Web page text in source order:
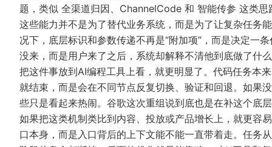
题，类似 全渠道归因、 ChannelCode 和 智能传参 这类思
这些能力并不是为了替代业务系统，而是为了让复杂任务
况下，底层标识和参数传递不再是“附加项”，而是决定一
没来，而是用户来了之后，系统却解释不清他到底做了什
把这件事放到AI编程工具上看，就更明显了。代码任务本
就结束，而是会在不同节点反复切换、验证和回退。如果
些只是看起来热闹。谷歌这次重组说到底也是在补这个底
如果把这类机制类比到内容、投放或产品增长上，就更容
口本身，而是入口背后的上下文能不能一直带着走。任务